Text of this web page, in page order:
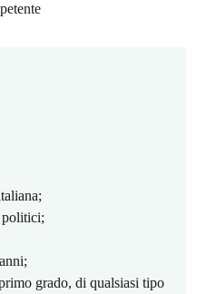
grado, di qualsiasi tipo